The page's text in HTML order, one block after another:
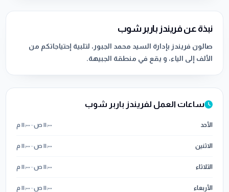
نبذة عن فريندز باربر شوب
صالون فريندز بإدارة السيد محمد الجبور، لتلبية إحتياجاتكم من
الألف إلى الياء، و يقع في منطقة الجبيهة.
ساعات العمل لفريندز باربر شوب
الأحد ١١:٠٠ ص –١١:٠٠ م
الاثنين ١١:٠٠ ص –١١:٠٠ م
الثلاثاء ١١:٠٠ ص –١١:٠٠ م
الأربعاء ١١:٠٠ ص –١١:٠٠ م